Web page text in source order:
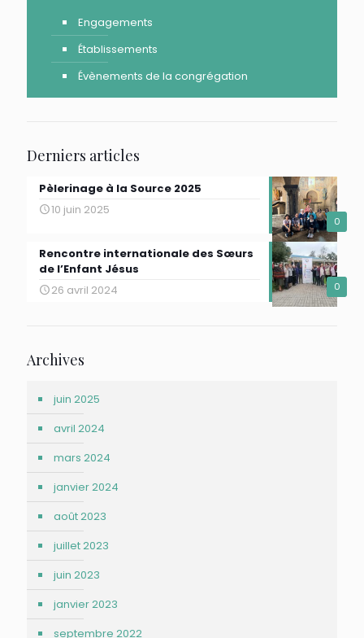
Engagements
Établissements
Évènements de la congrégation
Derniers articles
0
Pèlerinage à la Source 2025
10 juin 2025
0
Rencontre internationale des Sœurs
de l’Enfant Jésus
26 avril 2024
Archives
juin 2025
avril 2024
mars 2024
janvier 2024
août 2023
juillet 2023
juin 2023
janvier 2023
septembre 2022